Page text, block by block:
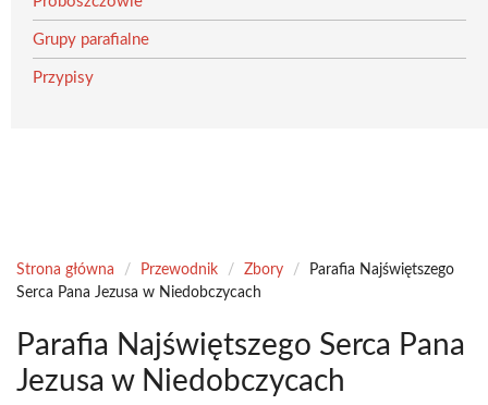
Grupy parafialne
Przypisy
Strona główna / Przewodnik / Zbory /
Parafia Najświętszego
Serca Pana Jezusa w Niedobczycach
Parafia Najświętszego Serca Pana
Jezusa w Niedobczycach